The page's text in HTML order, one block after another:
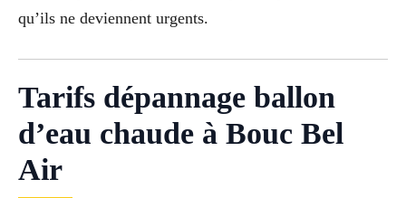
qu’ils ne deviennent urgents.
Tarifs dépannage ballon
d’eau chaude à Bouc Bel
Air